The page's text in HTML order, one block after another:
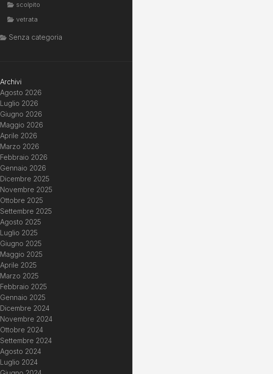
scolpito
vetrata
Senza categoria
Archivi
Agosto 2026
Luglio 2026
Giugno 2026
Maggio 2026
Aprile 2026
Marzo 2026
Febbraio 2026
Gennaio 2026
Dicembre 2025
Novembre 2025
Ottobre 2025
Settembre 2025
Agosto 2025
Luglio 2025
Giugno 2025
Maggio 2025
Aprile 2025
Marzo 2025
Febbraio 2025
Gennaio 2025
Dicembre 2024
Novembre 2024
Ottobre 2024
Settembre 2024
Agosto 2024
Luglio 2024